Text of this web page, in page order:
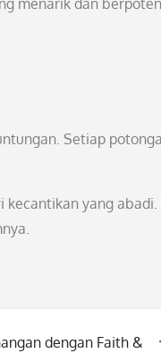
menarik dan
Setiap
kecantikan yang abadi.
dengan Faith &